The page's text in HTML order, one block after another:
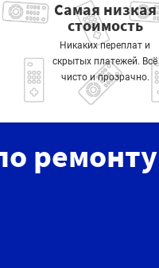
Самая низкая
стоимость
Никаких переплат и
скрытых платежей. Всё
чисто и прозрачно.
ремонту